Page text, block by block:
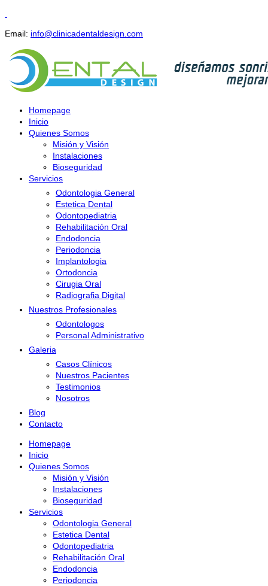
Email: info@clinicadentaldesign.com
Homepage
Inicio
Quienes Somos
Misión y Visión
Instalaciones
Bioseguridad
Servicios
Odontologia General
Estetica Dental
Odontopediatria
Rehabilitación Oral
Endodoncia
Periodoncia
Implantologia
Ortodoncia
Cirugia Oral
Radiografia Digital
Nuestros Profesionales
Odontologos
Personal Administrativo
Galeria
Casos Clínicos
Nuestros Pacientes
Testimonios
Nosotros
Blog
Contacto
Homepage
Inicio
Quienes Somos
Misión y Visión
Instalaciones
Bioseguridad
Servicios
Odontologia General
Estetica Dental
Odontopediatria
Rehabilitación Oral
Endodoncia
Periodoncia